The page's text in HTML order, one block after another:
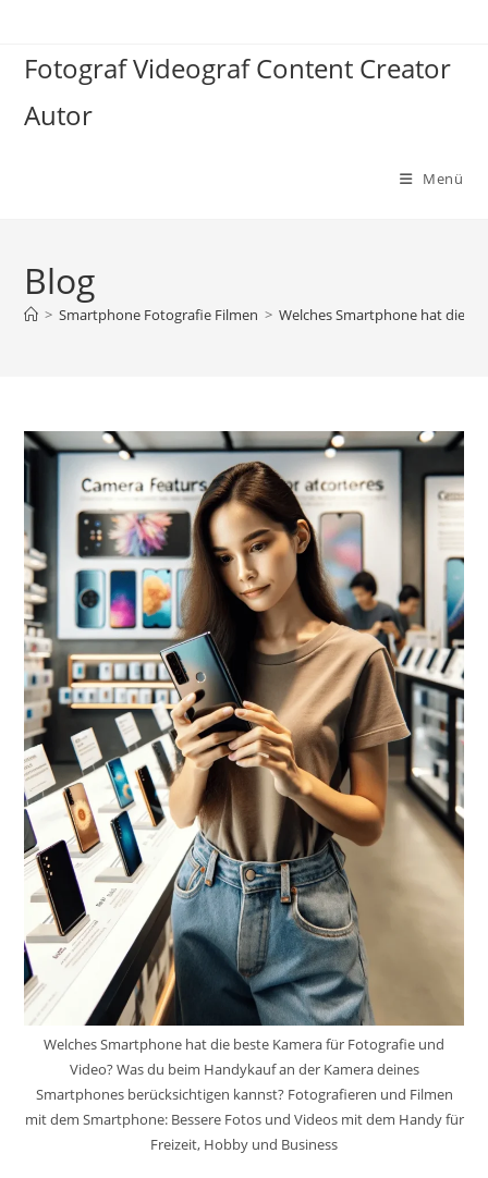
springen
Fotograf Videograf Content Creator
Autor
Menü
Blog
> Smartphone Fotografie Filmen > Welches Smartphone hat die
Welches Smartphone hat die beste Kamera für Fotografie und
Video? Was du beim Handykauf an der Kamera deines
Smartphones berücksichtigen kannst? Fotografieren und Filmen
mit dem Smartphone: Bessere Fotos und Videos mit dem Handy für
Freizeit, Hobby und Business